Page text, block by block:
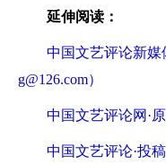
延伸阅读：
中国文艺评论新
g@126.com）
中国文艺评论网·
中国文艺评论·投